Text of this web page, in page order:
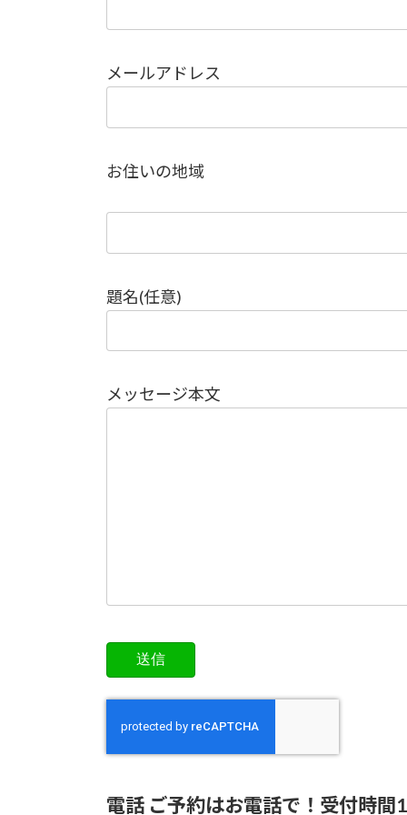
メールアドレス
お住いの地域
題名(任意)
メッセージ本文
電話 ご予約はお電話で！受付時間